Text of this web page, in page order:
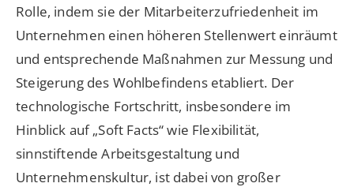
Rolle, indem sie der Mitarbeiterzufriedenheit im
Unternehmen einen höheren Stellenwert einräumt
und entsprechende Maßnahmen zur Messung und
Steigerung des Wohlbefindens etabliert. Der
technologische Fortschritt, insbesondere im
Hinblick auf „Soft Facts“ wie Flexibilität,
sinnstiftende Arbeitsgestaltung und
Unternehmenskultur, ist dabei von großer